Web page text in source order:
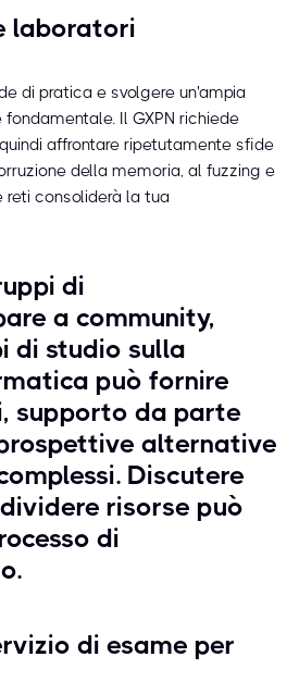
laboratori
di pratica e svolgere un'ampia
Il GXPN richiede
affrontare ripetutamente sfide
della memoria, al fuzzing e
consoliderà la tua
di
a community,
di studio sulla
può fornire
supporto da parte
alternative
Discutere
risorse può
di
di esame per